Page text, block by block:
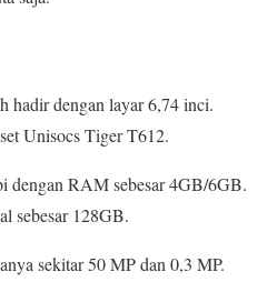
hadir dengan layar 6,74 inci.
Unisocs Tiger T612.
dengan RAM sebesar 4GB/6GB.
sebesar 128GB.
sekitar 50 MP dan 0,3 MP.